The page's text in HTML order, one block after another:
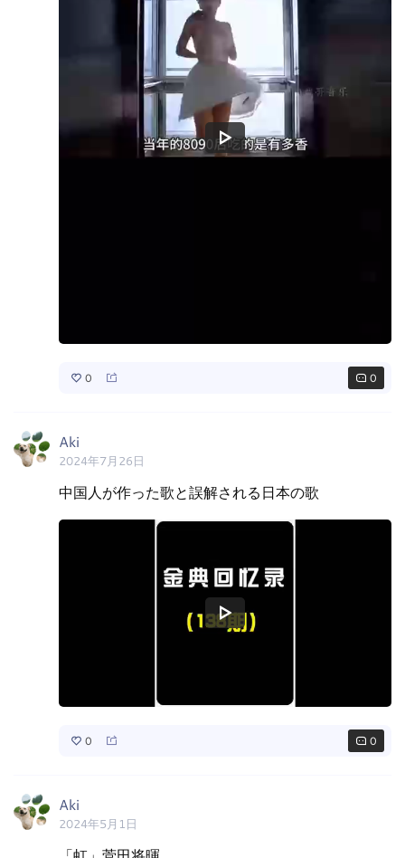
0 0
Aki
2024年7月26日
中国人が作った歌と誤解される日本の歌
0 0
Aki
2024年5月1日